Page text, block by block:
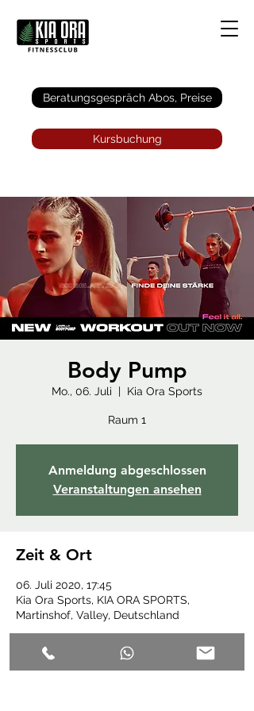
Beratungsgespräch Abos, Preise
Kursbuchung
Body Pump
Mo., 06. Juli
  |
Kia Ora Sports
Raum 1
Anmeldung abgeschlossen
Veranstaltungen ansehen
Zeit & Ort
06. Juli 2020, 17:45
Kia Ora Sports, KIA ORA SPORTS,
Martinshof, Valley, Deutschland